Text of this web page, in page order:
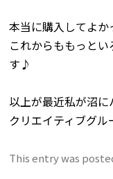
本当に購入してよ
これからももっと
す♪
以上が最近私が沼に
クリエイティブグル
This entry was